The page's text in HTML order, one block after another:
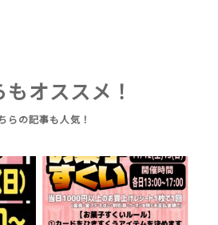
もオススメ！